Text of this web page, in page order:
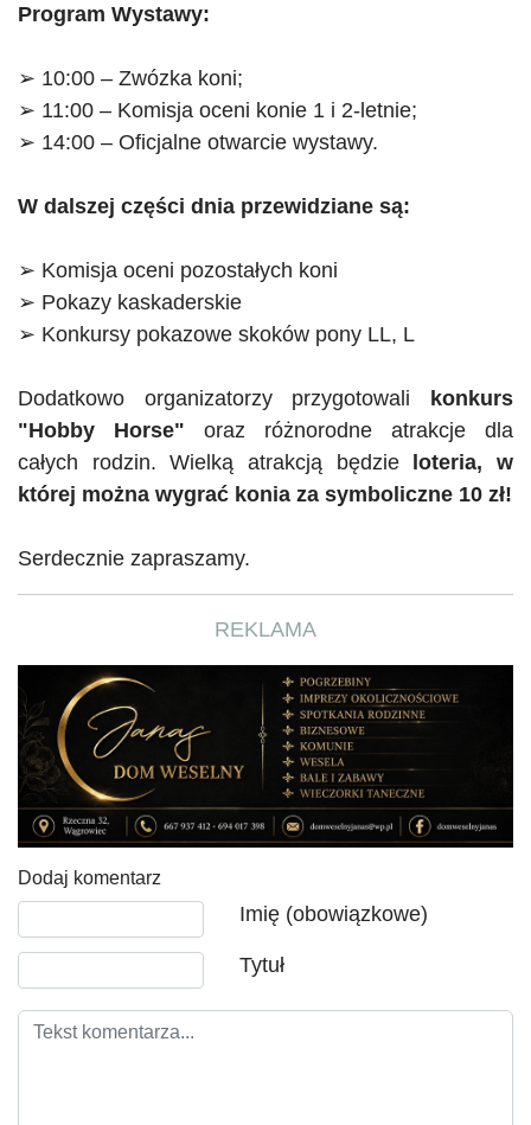
Program Wystawy:
➢ 10:00 – Zwózka koni;
➢ 11:00 – Komisja oceni konie 1 i 2-letnie;
➢ 14:00 – Oficjalne otwarcie wystawy.
W dalszej części dnia przewidziane są:
➢ Komisja oceni pozostałych koni
➢ Pokazy kaskaderskie
➢ Konkursy pokazowe skoków pony LL, L
Dodatkowo organizatorzy przygotowali konkurs
"Hobby Horse" oraz różnorodne atrakcje dla
całych rodzin. Wielką atrakcją będzie loteria, w
której można wygrać konia za symboliczne 10 zł!
Serdecznie zapraszamy.
REKLAMA
Dodaj komentarz
Imię (obowiązkowe)
Tytuł
Tekst komentarza